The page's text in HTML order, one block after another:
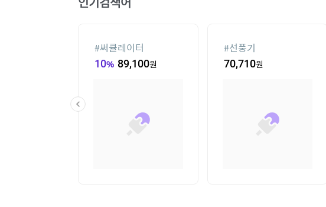
#선글라스
14% 110,940원
#휴대용 선풍기
70,710원